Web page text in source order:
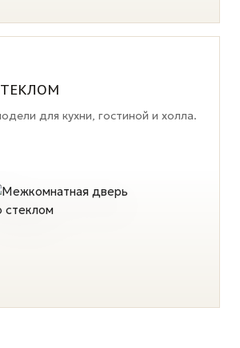
для кухни, гостиной и холла.